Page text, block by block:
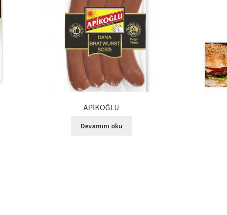
APİKOĞLU
Devamını oku